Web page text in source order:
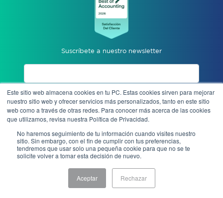
Este sitio web almacena cookies en tu PC. Estas cookies sirven para mejorar
nuestro sitio web y ofrecer servicios más personalizados, tanto en este sitio
web como a través de otras redes. Para conocer más acerca de las cookies
que utilizamos, revisa nuestra Política de Privacidad.
No haremos seguimiento de tu información cuando visites nuestro
sitio. Sin embargo, con el fin de cumplir con tus preferencias,
tendremos que usar solo una pequeña cookie para que no se te
solicite volver a tomar esta decisión de nuevo.
Aceptar Rechazar
Suscríbete a nuestro newsletter
Enviar
Denuncia anónima